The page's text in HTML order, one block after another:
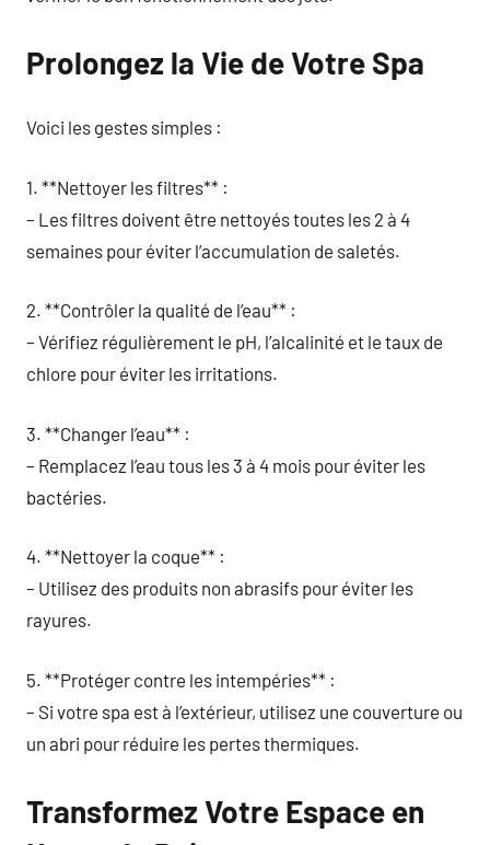
Prolongez la Vie de Votre Spa
Voici les gestes simples :
1. **Nettoyer les filtres** :
– Les filtres doivent être nettoyés toutes les 2 à 4
semaines pour éviter l’accumulation de saletés.
2. **Contrôler la qualité de l’eau** :
– Vérifiez régulièrement le pH, l’alcalinité et le taux de
chlore pour éviter les irritations.
3. **Changer l’eau** :
– Remplacez l’eau tous les 3 à 4 mois pour éviter les
bactéries.
4. **Nettoyer la coque** :
– Utilisez des produits non abrasifs pour éviter les
rayures.
5. **Protéger contre les intempéries** :
– Si votre spa est à l’extérieur, utilisez une couverture ou
un abri pour réduire les pertes thermiques.
Transformez Votre Espace en